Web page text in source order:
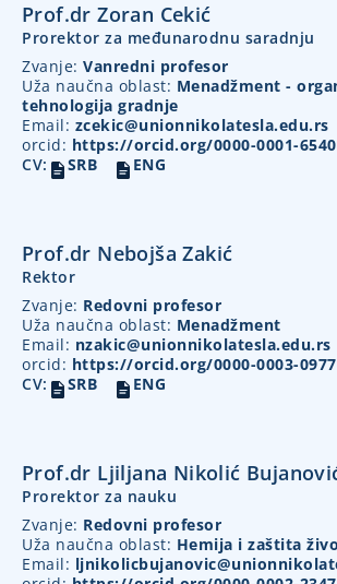
Prof.dr Zoran Cekić
Prorektor za međunarodnu saradnju
Zvanje: Vanredni profesor
Uža naučna oblast: Menadžment -
tehnologija gradnje
Email: zcekic@unionnikolatesla.edu.rs
orcid: https://orcid.org/0000-0001-
CV:
SRB ENG
Prof.dr Nebojša Zakić
Rektor
Zvanje: Redovni profesor
Uža naučna oblast: Menadžment
Email: nzakic@unionnikolatesla.edu.rs
orcid: https://orcid.org/0000-0003-
CV:
SRB ENG
Prof.dr Ljiljana Nikolić
Prorektor za nauku
Zvanje: Redovni profesor
Uža naučna oblast: Hemija i zaštita
Email: